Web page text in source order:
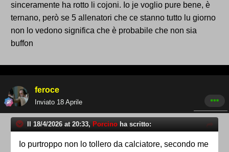
sinceramente ha rotto li cojoni. Io je voglio pure bene, è
ternano, però se 5 allenatori che ce stanno tutto lu giorno
non lo vedono significa che è probabile che non sia
buffon
feroce
Inviato 18 Aprile
Il 18/4/2026 at 20:33, Porcino ha scritto:
Io purtroppo non lo tollero da calciatore, secondo me